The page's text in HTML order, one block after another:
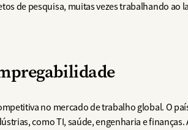
de pesquisa, muitas vezes trabalhando ao
no mercado de trabalho global. O
como TI, saúde, engenharia e